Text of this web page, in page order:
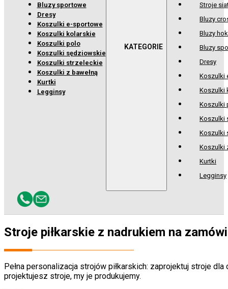
Bluzy sportowe
Dresy
Koszulki e-sportowe
Koszulki kolarskie
Koszulki polo
Koszulki sędziowskie
Koszulki strzeleckie
Koszulki z bawełną
Kurtki
Legginsy
Stroje
Bluzy
Bluzy
Bluzy
Dresy
Koszulki
Koszulki
Koszulki
Koszulki
Koszulki
Koszulki
Kurtki
Legginsy
Stroje piłkarskie z nadrukiem na
Pełna personalizacja strojów piłkarskich: zaprojektuj stroje
projektujesz stroje, my je produkujemy.